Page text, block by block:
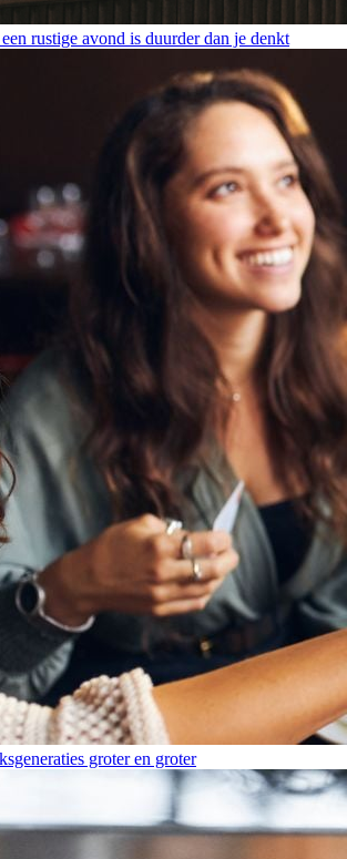
rustige avond is duurder dan je denkt
groter en groter